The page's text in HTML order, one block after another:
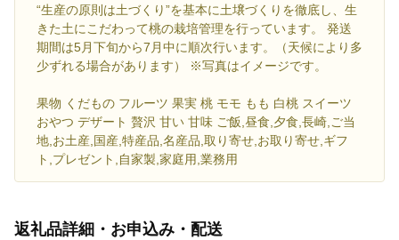
“生産の原則は土づくり”を基本に土壌づくりを徹底し、生
きた土にこだわって桃の栽培管理を行っています。 発送
期間は5月下旬から7月中に順次行います。（天候により多
少ずれる場合があります） ※写真はイメージです。
果物 くだもの フルーツ 果実 桃 モモ もも 白桃 スイーツ
おやつ デザート 贅沢 甘い 甘味 ご飯,昼食,夕食,長崎,ご当
地,お土産,国産,特産品,名産品,取り寄せ,お取り寄せ,ギフ
ト,プレゼント,自家製,家庭用,業務用
返礼品詳細・お申込み・配送